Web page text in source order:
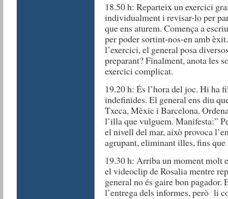
18.50 h: Reparteix un exercici
individualment i revisar-lo per
que ens aturem. Comença a
per poder sortint-nos-en amb
l’exercici, el general posa
preparant? Finalment, anota les
exercici complicat.
19.20 h: És l’hora del joc. Hi ha
indefinides. El general ens diu
Txeca, Mèxic i Barcelona.
l’illa que vulguem. Manifesta:”
el nivell del mar, això provoca
agrupant, eliminant illes, fins que
19.30 h: Arriba un moment molt
el videoclip de Rosalia mentre
general no és gaire bon
l’entrega dels informes, però li